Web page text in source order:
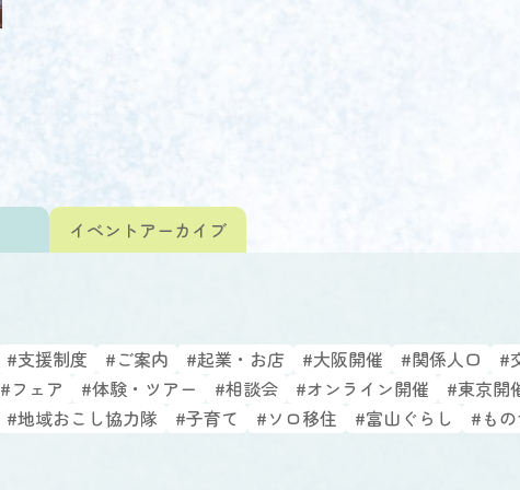
イベント アーカイブ
#支援制度 #ご案内 #起業・お店 #大阪開催 #関係人口 #
#フェア #体験・ツアー #相談会 #オンライン開催 #東京開
#地域おこし協力隊 #子育て #ソロ移住 #富山ぐらし #もの